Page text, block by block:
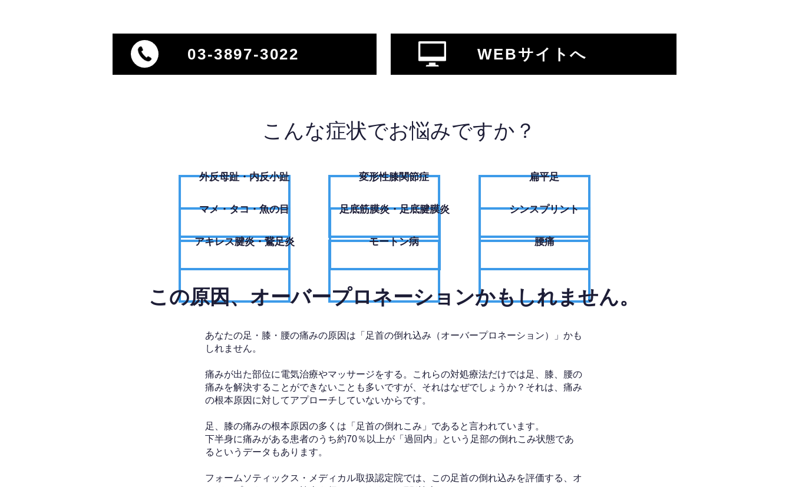
03-3897-3022 WEBサイトへ
こんな症状でお悩みですか？
外反母趾・内反小趾
​マメ・タコ・魚の目
アキレス腱炎・鵞足炎
変形性膝関節症
足底筋膜炎・足底腱膜炎
モートン病
扁平足
シンスプリント
腰痛
​この原因、オーバープロネーションかもしれません。
あなたの足・膝・腰の痛みの原因は「足首の倒れ込み（オーバープロネーション）」かも
しれません。
痛みが出た部位に電気治療やマッサージをする。これらの対処療法だけでは足、膝、腰の
痛みを解決することができないことも多いですが、それはなぜでしょうか？それは、痛み
の根本原因に対してアプローチしていないからです。
足、膝の痛みの根本原因の多くは「足首の倒れこみ」であると言われています。
下半身に痛みがある患者のうち約70％以上が「過回内」という足部の倒れこみ状態であ
るというデータもあります。
フォームソティックス・メディカル取扱認定院では、この足首の倒れ込みを評価する、オ